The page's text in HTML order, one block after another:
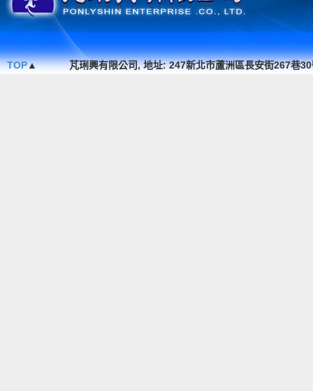
TOP▲ 芃琍興有限公司, 地址: 247新北市蘆洲區長安街267